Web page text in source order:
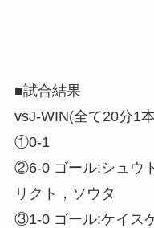
■試合結果
vsJ-WIN(全て20分1
①0-1
②6-0 ゴール:シュウ
リクト，ソウタ
③1-0 ゴール:ケイス